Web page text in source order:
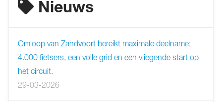
Nieuws
Omloop van Zandvoort bereikt maximale deelname:
4.000 fietsers, een volle grid en een vliegende start op
het circuit.
29-03-2026